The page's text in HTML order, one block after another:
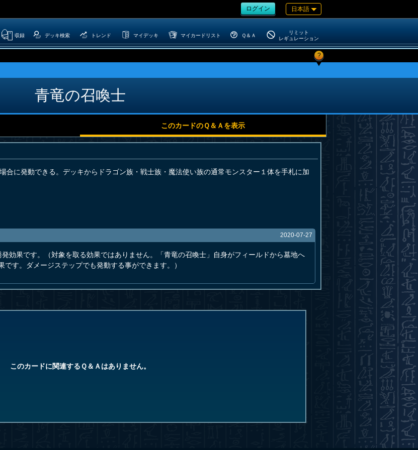
ログイン 日本語
収録 デッキ検索 トレンド マイデッキ マイカードリスト Ｑ＆Ａ
リミット
レギュレーション
?
青竜の召喚士
このカードのＱ＆Ａを表示
に発動できる。デッキからドラゴン族・戦士族・魔法使い族の通常モンスター１体を手札に加
2020-07-27
効果です。（対象を取る効果ではありません。「青竜の召喚士」自身がフィールドから墓地へ
す。ダメージステップでも発動する事ができます。）
このカードに関連するＱ＆Ａはありません。